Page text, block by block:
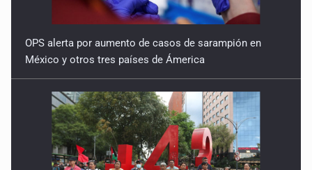
OPS alerta por aumento de casos de sarampión en
México y otros tres países de Ámerica